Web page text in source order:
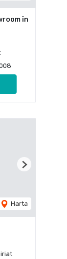
în
Harta
Next